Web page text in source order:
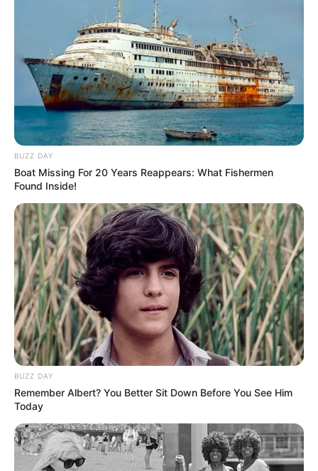
BUZZ DAY
Boat Missing For 20 Years Reappears: What Fishermen
Found Inside!
BUZZ DAY
Remember Albert? You Better Sit Down Before You See Him
Today